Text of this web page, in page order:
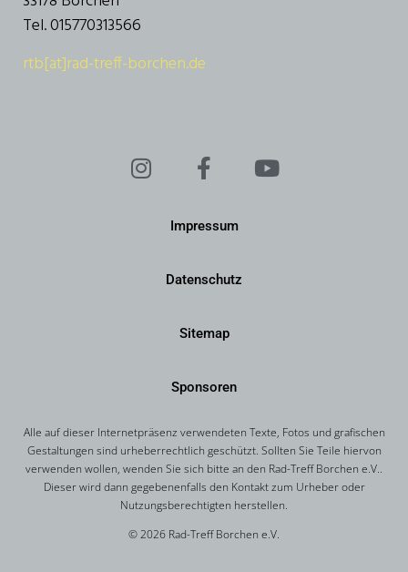
Tel. 015770313566
rtb[at]rad-treff-borchen.de
Impressum
Datenschutz
Sitemap
Sponsoren
Alle auf dieser Internetpräsenz verwendeten Texte, Fotos und grafischen
Gestaltungen sind urheberrechtlich geschützt. Sollten Sie Teile hiervon
verwenden wollen, wenden Sie sich bitte an den Rad-Treff Borchen e.V..
Dieser wird dann gegebenenfalls den Kontakt zum Urheber oder
Nutzungsberechtigten herstellen.
© 2026 Rad-Treff Borchen e.V.